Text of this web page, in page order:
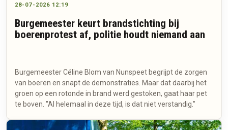
28-07-2026 12:19
Burgemeester keurt brandstichting bij
boerenprotest af, politie houdt niemand aan
Burgemeester Céline Blom van Nunspeet begrijpt de zorgen
van boeren en snapt de demonstraties. Maar dat daarbij het
groen op een rotonde in brand werd gestoken, gaat haar pet
te boven. "Al helemaal in deze tijd, is dat niet verstandig."